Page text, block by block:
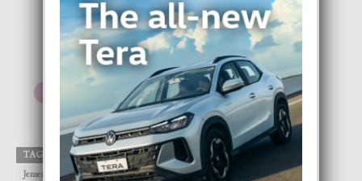
TAGS Apple Aruba DIGITAL FOCUS
Jensen Zachary
Maddie Maddison Magazine
mama